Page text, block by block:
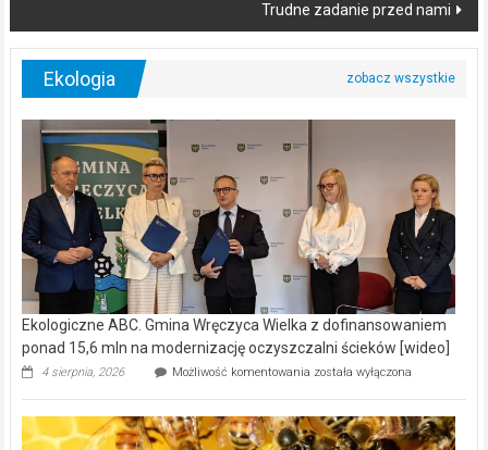
Trudne zadanie przed nami
Ekologia
Ekologiczne ABC. Gmina Wręczyca Wielka z dofinansowaniem
ponad 15,6 mln na modernizację oczyszczalni ścieków [wideo]
4 sierpnia, 2026 Możliwość komentowania Ekologiczne
Wręczyca
Wielka
została wyłączona